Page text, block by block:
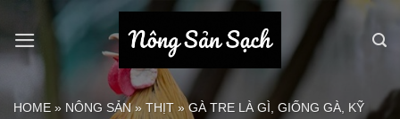
qua
nội
HOME » NÔNG SẢN» THỊT »GÀ TRE LÀ GÌ, GIỐNG GÀ, KỸ